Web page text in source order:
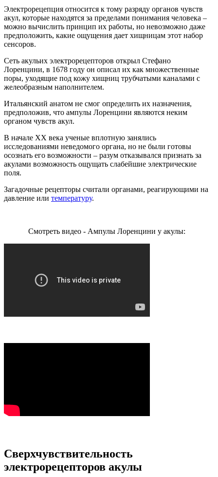
Электрорецепция относится к тому разряду органов чувств
акул, которые находятся за пределами понимания человека –
можно вычислить принцип их работы, но невозможно даже
предположить, какие ощущения дает хищницам этот набор
сенсоров.
Сеть акульих электрорецепторов открыл Стефано
Лоренцини, в 1678 году он описал их как множественные
поры, уходящие под кожу хищниц трубчатыми каналами с
желеобразным наполнителем.
Итальянский анатом не смог определить их назначения,
предположив, что ампулы Лоренцини являются неким
органом чувств акул.
В начале XX века ученые вплотную занялись
исследованиями неведомого органа, но не были готовы
осознать его возможности – разум отказывался признать за
акулами возможность ощущать слабейшие электрические
поля.
Загадочные рецепторы считали органами, реагирующими на
давление или температуру.
Смотреть видео - Ампулы Лоренцини у акулы:
Сверхчувствительность
электрорецепторов акулы